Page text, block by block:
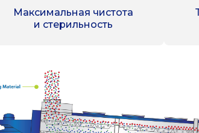
Максимальная чистота
и стерильность